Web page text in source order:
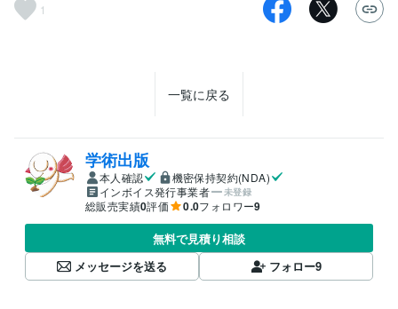
1
一覧に戻る
学術出版
本人確認
機密保持契約(NDA)
インボイス発行事業者
未登録
総販売実績0評価 0.0フォロワー9
無料で見積り相談
メッセージを送る
フォロー9